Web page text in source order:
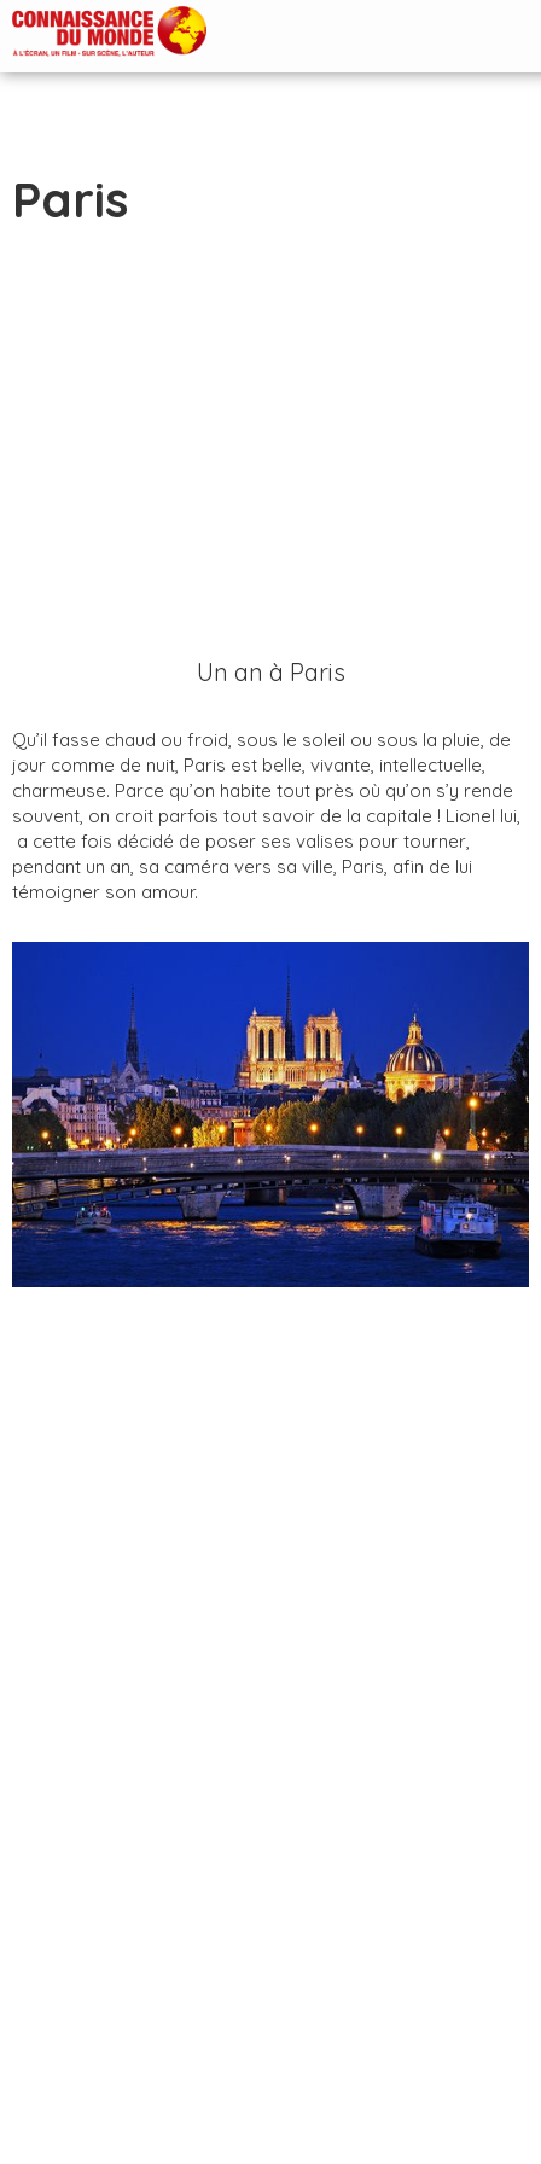
Paris
Un an à Paris
Qu’il fasse chaud ou froid, sous le soleil ou sous la pluie, de
jour comme de nuit, Paris est belle, vivante, intellectuelle,
charmeuse. Parce qu’on habite tout près où qu’on s’y rende
souvent, on croit parfois tout savoir de la capitale ! Lionel lui,
a cette fois décidé de poser ses valises pour tourner,
pendant un an, sa caméra vers sa ville, Paris, afin de lui
témoigner son amour.